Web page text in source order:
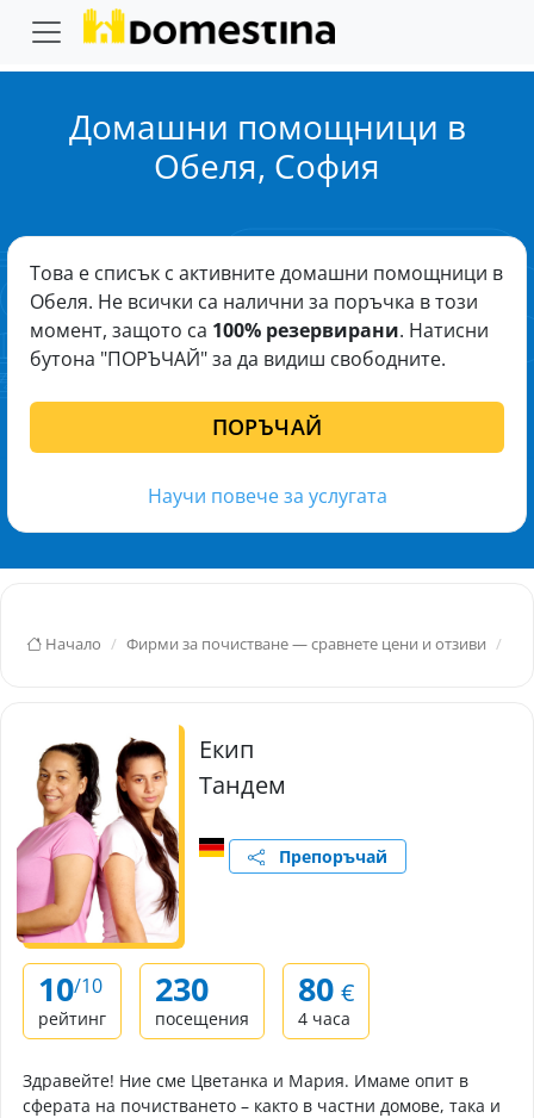
Домашни помощници в
Обеля, София
Това е списък с активните домашни помощници в
Обеля. Не всички са налични за поръчка в този
момент, защото са 100% резервирани. Натисни
бутона "ПОРЪЧАЙ" за да видиш свободните.
ПОРЪЧАЙ
Научи повече за услугата
Начало Фирми за почистване — сравнете цени и отзиви
Екип
Тандем
Препоръчай
10/10
рейтинг
230
посещения
80 €
4 часа
Здравейте! Ние сме Цветанка и Мария. Имаме опит в
сферата на почистването – както в частни домове, така и